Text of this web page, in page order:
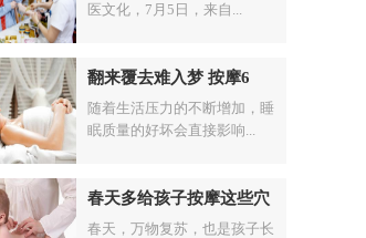
医文化，7月5日，来自...
翻来覆去难入梦 按摩6
随着生活压力的不断增加，睡
眠质量的好坏会直接影响...
春天多给孩子按摩这些穴
春天，万物复苏，也是孩子长